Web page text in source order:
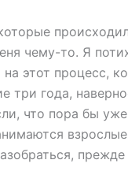
чему-то. Я
этот процесс,
три года,
что пора бы
прежде